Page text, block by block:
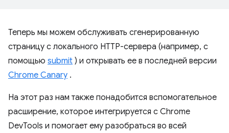
Теперь мы можем обслуживать сгенерированную
страницу с локального HTTP-сервера (например, с
помощью submit ) и открывать ее в последней версии
Chrome Canary .
На этот раз нам также понадобится вспомогательное
расширение, которое интегрируется с Chrome
DevTools и помогает ему разобраться во всей